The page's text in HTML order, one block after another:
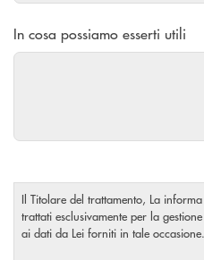
In cosa possiamo esserti utili
Il Titolare del trattamento, La
trattati esclusivamente per la
ai dati da Lei forniti in tale occasione.